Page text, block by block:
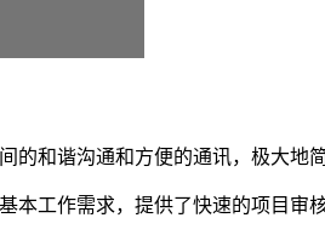
的和谐沟通和方便的通讯，极大地
本工作需求，提供了快速的项目审